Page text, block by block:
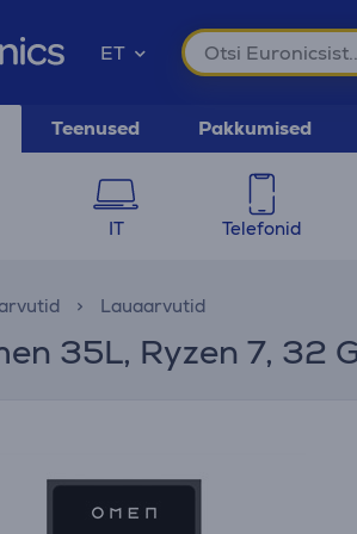
ET
Teenused Pakkumised
IT Telefonid
Lauaarvutid
35L, Ryzen 7, 32